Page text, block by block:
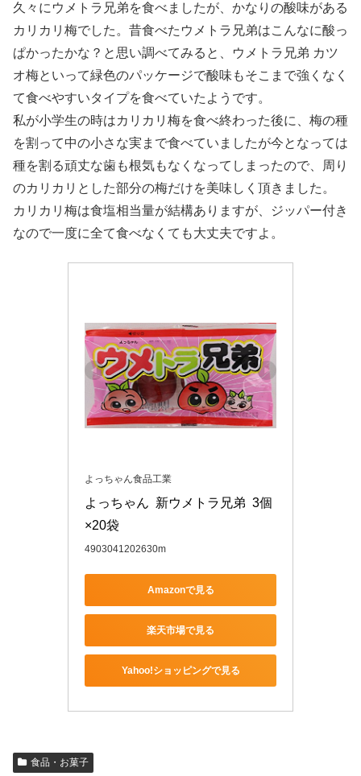
久々にウメトラ兄弟を食べましたが、かなりの酸味がある
カリカリ梅でした。昔食べたウメトラ兄弟はこんなに酸っ
ぱかったかな？と思い調べてみると、ウメトラ兄弟 カツ
オ梅といって緑色のパッケージで酸味もそこまで強くなく
て食べやすいタイプを食べていたようです。
私が小学生の時はカリカリ梅を食べ終わった後に、梅の種
を割って中の小さな実まで食べていましたが今となっては
種を割る頑丈な歯も根気もなくなってしまったので、周り
のカリカリとした部分の梅だけを美味しく頂きました。
カリカリ梅は食塩相当量が結構ありますが、ジッパー付き
なので一度に全て食べなくても大丈夫ですよ。
よっちゃん食品工業
よっちゃん  新ウメトラ兄弟  3個
×20袋
4903041202630m
Amazonで見る
楽天市場で見る
Yahoo!ショッピングで見る
食品・お菓子